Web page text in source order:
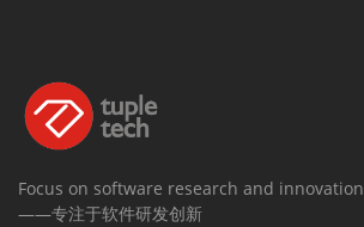
Focus on software research and innovation
——专注于软件研发创新